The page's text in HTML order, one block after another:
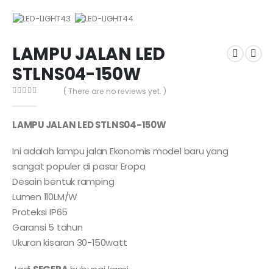
LAMPU JALAN LED
STLNS04-150W
( There are no reviews yet. )
LAMPU JALAN LED STLNS04-150W
Ini adalah lampu jalan Ekonomis model baru yang
sangat populer di pasar Eropa
Desain bentuk ramping
Lumen 110LM/W
Proteksi IP65
Garansi 5 tahun
Ukuran kisaran 30-150watt